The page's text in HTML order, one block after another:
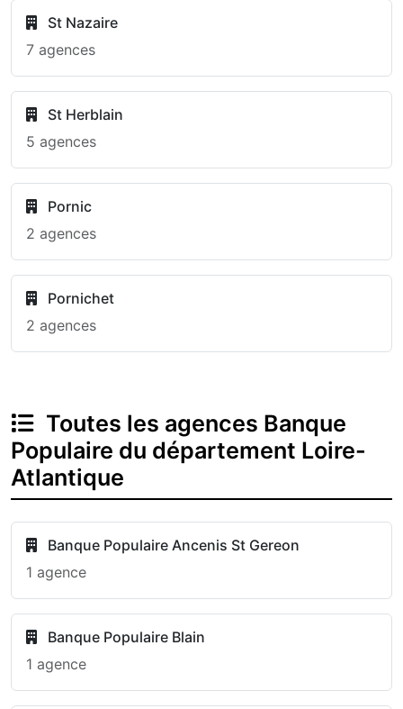
St Nazaire
7 agences
St Herblain
5 agences
Pornic
2 agences
Pornichet
2 agences
Toutes les agences Banque
Populaire du département Loire-
Atlantique
Banque Populaire Ancenis St Gereon
1 agence
Banque Populaire Blain
1 agence